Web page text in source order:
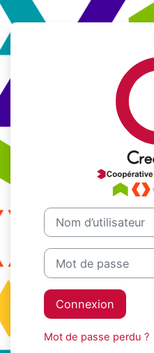
Passer au contenu principal
Nom d’utilisateur
Mot de passe
Connexion
Mot de passe perdu ?